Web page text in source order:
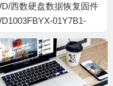
西数硬盘数据恢复固件
01Y7B1-